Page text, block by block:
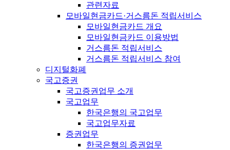
관련자료
모바일현금카드·거스름돈 적립서비스
모바일현금카드 개요
모바일현금카드 이용방법
거스름돈 적립서비스
거스름돈 적립서비스 참여
디지털화폐
국고증권
국고증권업무 소개
국고업무
한국은행의 국고업무
국고업무자료
증권업무
한국은행의 증권업무